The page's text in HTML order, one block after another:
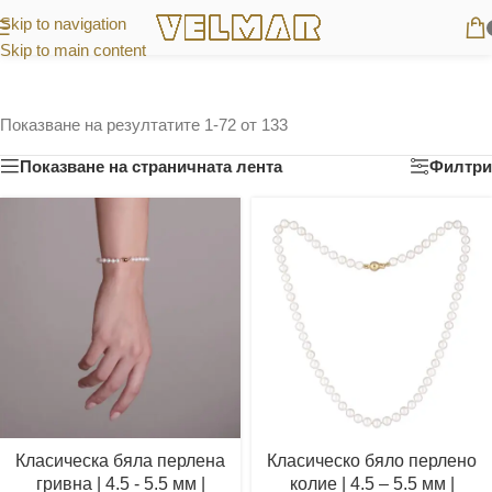
Skip to navigation
Skip to main content
Показване на резултатите 1-72 от 133
Показване на страничната лента Филтри
Класическа бяла перлена
гривна | 4.5 - 5.5 мм |
Класическо бяло перлено
колие | 4.5 – 5.5 мм |